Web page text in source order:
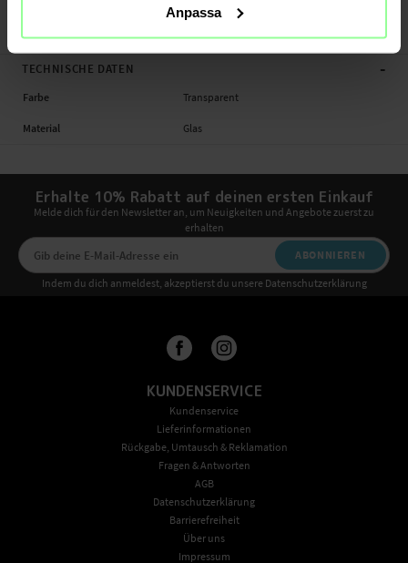
Anpassa
TECHNISCHE DATEN -
Farbe Transparent
Material Glas
Erhalte 10% Rabatt auf deinen ersten Einkauf
Melde dich für den Newsletter an, um Neuigkeiten und Angebote zuerst zu
erhalten
ABONNIEREN
Indem du dich anmeldest, akzeptierst du unsere Datenschutzerklärung
KUNDENSERVICE
Kundenservice
Lieferinformationen
Rückgabe, Umtausch & Reklamation
Fragen & Antworten
AGB
Datenschutzerklärung
Barrierefreiheit
Über uns
Impressum